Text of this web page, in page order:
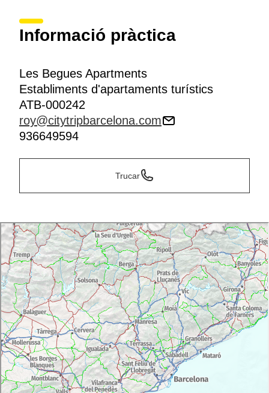
Informació pràctica
Les Begues Apartments
Establiments d'apartaments turístics
ATB-000242
roy@citytripbarcelona.com
936649594
Trucar